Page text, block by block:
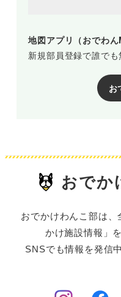
地図アプリ（おでわ
新規部員登録で誰で
お
おでか
おでかけわんこ部は
かけ施設情報」
SNSでも情報を発信